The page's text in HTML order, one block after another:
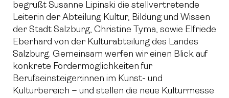
begrüßt Susanne Lipinski die stellvertretende
Leiterin der Abteilung Kultur, Bildung und Wissen
der Stadt Salzburg, Christine Tyma, sowie Elfriede
Eberhard von der Kulturabteilung des Landes
Salzburg. Gemeinsam werfen wir einen Blick auf
konkrete Fördermöglichkeiten für
Berufseinsteiger:innen im Kunst- und
Kulturbereich – und stellen die neue Kulturmesse